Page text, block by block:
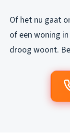
Of het nu gaat
of een woning
droog woont.